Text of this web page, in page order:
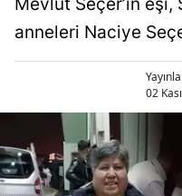
anneleri Naciye
02